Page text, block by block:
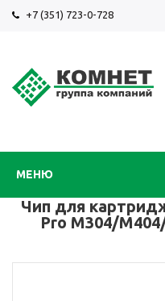
+7 (351) 723-0-728
МЕНЮ
Чип для
Pro M304/